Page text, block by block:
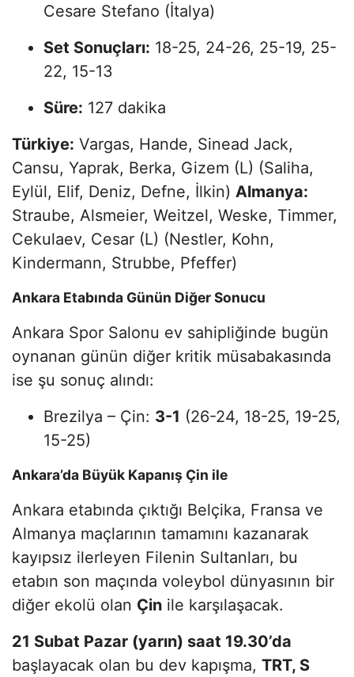
Cesare Stefano (İtalya)
Set Sonuçları: 18-25, 24-26, 25-19, 25-
22, 15-13
Süre: 127 dakika
Türkiye: Vargas, Hande, Sinead Jack,
Cansu, Yaprak, Berka, Gizem (L) (Saliha,
Eylül, Elif, Deniz, Defne, İlkin) Almanya:
Straube, Alsmeier, Weitzel, Weske, Timmer,
Cekulaev, Cesar (L) (Nestler, Kohn,
Kindermann, Strubbe, Pfeffer)
Ankara Etabında Günün Diğer Sonucu
Ankara Spor Salonu ev sahipliğinde bugün
oynanan günün diğer kritik müsabakasında
ise şu sonuç alındı:
Brezilya – Çin: 3-1 (26-24, 18-25, 19-25,
15-25)
Ankara’da Büyük Kapanış Çin ile
Ankara etabında çıktığı Belçika, Fransa ve
Almanya maçlarının tamamını kazanarak
kayıpsız ilerleyen Filenin Sultanları, bu
etabın son maçında voleybol dünyasının bir
diğer ekolü olan Çin ile karşılaşacak.
21 Subat Pazar (yarın) saat 19.30’da
başlayacak olan bu dev kapışma, TRT, S